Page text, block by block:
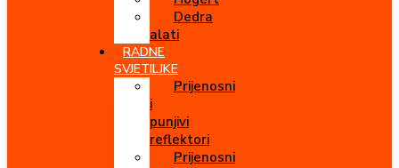
Dedra
alati
RADNE
SVJETILJKE
Prijenosni
i
punjivi
reflektori
Prijenosni